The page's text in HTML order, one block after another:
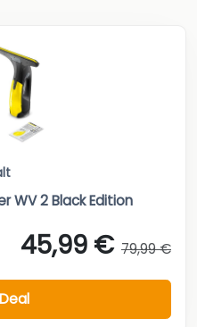
WV 2 Black Edition
45,99 € 79,99 €